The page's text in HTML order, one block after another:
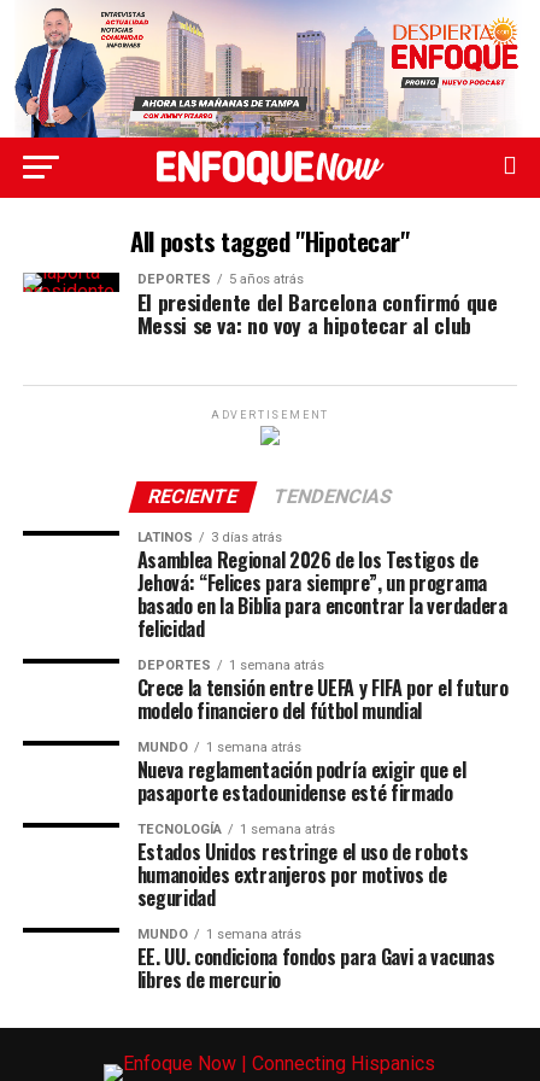
All posts tagged "Hipotecar"
DEPORTES 5 años atrás
El presidente del Barcelona confirmó que
Messi se va: no voy a hipotecar al club
ADVERTISEMENT
RECIENTE TENDENCIAS
LATINOS 3 días atrás
Asamblea Regional 2026 de los Testigos de
Jehová: “Felices para siempre”, un programa
basado en la Biblia para encontrar la verdadera
felicidad
DEPORTES 1 semana atrás
Crece la tensión entre UEFA y FIFA por el futuro
modelo financiero del fútbol mundial
MUNDO 1 semana atrás
Nueva reglamentación podría exigir que el
pasaporte estadounidense esté firmado
TECNOLOGÍA 1 semana atrás
Estados Unidos restringe el uso de robots
humanoides extranjeros por motivos de
seguridad
MUNDO 1 semana atrás
EE. UU. condiciona fondos para Gavi a vacunas
libres de mercurio